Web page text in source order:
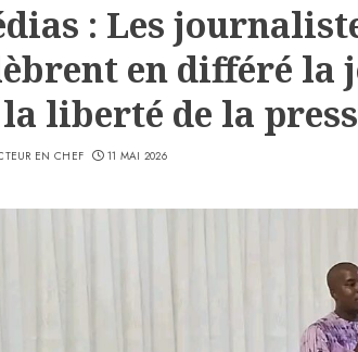
: Les
en différé la
liberté de la
EN CHEF 11 MAI 2026